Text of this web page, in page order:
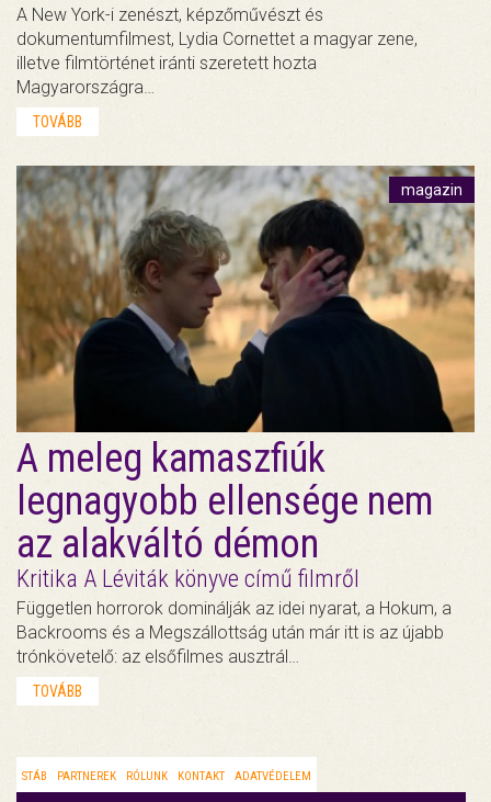
A New York-i zenészt, képzőművészt és
dokumentumfilmest, Lydia Cornettet a magyar zene,
illetve filmtörténet iránti szeretett hozta
Magyarországra…
TOVÁBB
magazin
A meleg kamaszfiúk
legnagyobb ellensége nem
az alakváltó démon
Kritika A Léviták könyve című filmről
Független horrorok dominálják az idei nyarat, a Hokum, a
Backrooms és a Megszállottság után már itt is az újabb
trónkövetelő: az elsőfilmes ausztrál…
TOVÁBB
STÁB PARTNEREK RÓLUNK KONTAKT ADATVÉDELEM